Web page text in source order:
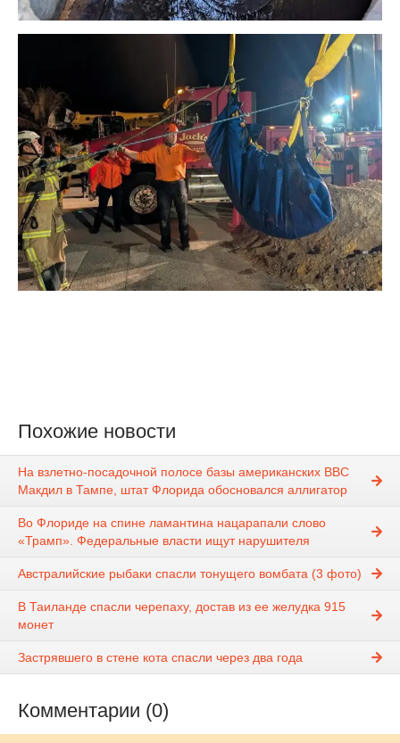
Похожие новости
На взлетно-посадочной полосе базы американских ВВС
Макдил в Тампе, штат Флорида обосновался аллигатор
Во Флориде на спине ламантина нацарапали слово
«Трамп». Федеральные власти ищут нарушителя
Австралийские рыбаки спасли тонущего вомбата (3 фото)
В Таиланде спасли черепаху, достав из ее желудка 915
монет
Застрявшего в стене кота спасли через два года
Комментарии (0)